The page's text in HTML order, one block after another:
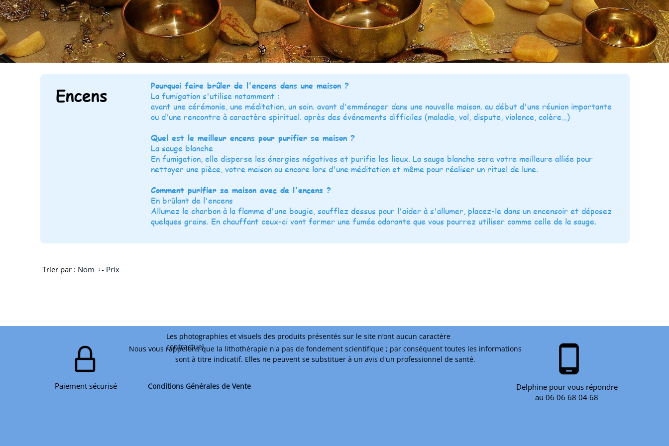
Paiement sécurisé
phone_android
Delphine pour vous répondre
au 06 06 68 04 68
Les photographies et visuels des produits présentés sur le site n’ont aucun caractère
contractuel.
Conditions Générales de Vente
Nous vous rappelons que la lithothérapie n'a pas de fondement scientifique ; par conséquent toutes les informations
sont à titre indicatif. Elles ne peuvent se substituer à un avis d'un professionnel de santé.
Pourquoi faire brûler de l'encens dans une maison ?
La fumigation s'utilise notamment :
avant une cérémonie, une méditation, un soin. avant d'emménager dans une nouvelle maison. au début d'une réunion importante
ou d'une rencontre à caractère spirituel. après des événements difficiles (maladie, vol, dispute, violence, colère…)
Quel est le meilleur encens pour purifier sa maison ?
La sauge blanche
En fumigation, elle disperse les énergies négatives et purifie les lieux. La sauge blanche sera votre meilleure alliée pour
nettoyer une pièce, votre maison ou encore lors d'une méditation et même pour réaliser un rituel de lune.
Comment purifier sa maison avec de l'encens ?
En brûlant de l'encens
Allumez le charbon à la flamme d'une bougie, soufflez dessus pour l'aider à s'allumer, placez-le dans un encensoir et déposez
quelques grains. En chauffant ceux-ci vont former une fumée odorante que vous pourrez utiliser comme celle de la sauge.
Encens
Trier par : Nom - Prix